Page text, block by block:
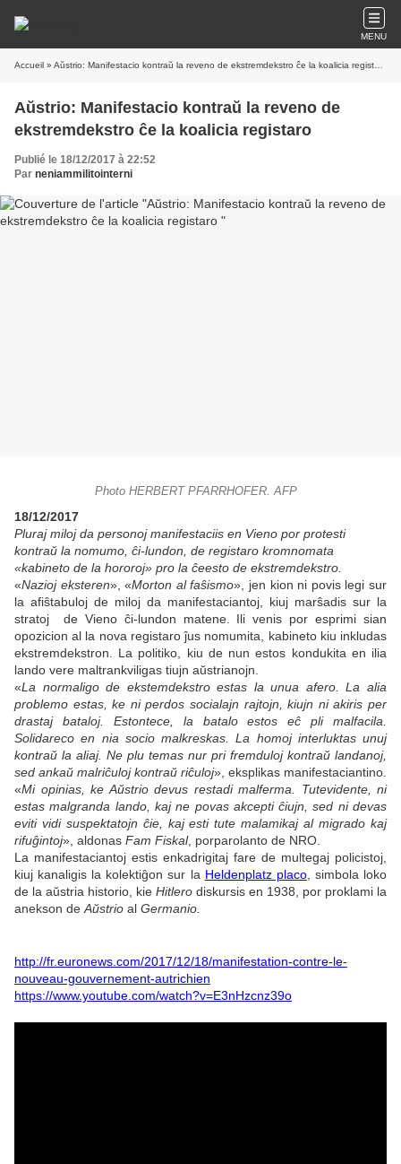
MENU
Accueil » Aŭstrio: Manifestacio kontraŭ la reveno de ekstremdekstro ĉe la koalicia registaro
Aŭstrio: Manifestacio kontraŭ la reveno de
ekstremdekstro ĉe la koalicia registaro
Publié le 18/12/2017 à 22:52
Par neniammilitointerni
Photo HERBERT PFARRHOFER. AFP
18/12/2017
Pluraj miloj da personoj manifestaciis en Vieno por protesti
kontraŭ la nomumo, ĉi-lundon, de registaro kromnomata
«kabineto de la hororoj» pro la ĉeesto de ekstremdekstro.
«Nazioj eksteren», «Morton al faŝismo», jen kion ni povis legi sur
la afiŝtabuloj de miloj da manifestaciantoj, kiuj marŝadis sur la
stratoj de Vieno ĉi-lundon matene. Ili venis por esprimi sian
opozicion al la nova registaro ĵus nomumita, kabineto kiu inkludas
ekstremdekstron. La politiko, kiu de nun estos kondukita en ilia
lando vere maltrankviligas tiujn aŭstrianojn.
«La normaligo de ekstemdekstro estas la unua afero. La alia
problemo estas, ke ni perdos socialajn rajtojn, kiujn ni akiris per
drastaj bataloj. Estontece, la batalo estos eĉ pli malfacila.
Solidareco en nia socio malkreskas. La homoj interluktas unuj
kontraŭ la aliaj. Ne plu temas nur pri fremduloj kontraŭ landanoj,
sed ankaŭ malriĉuloj kontraŭ riĉuloj», eksplikas manifestaciantino.
«Mi opinias, ke Aŭstrio devus restadi malferma. Tutevidente, ni
estas malgranda lando, kaj ne povas akcepti ĉiujn, sed ni devas
eviti vidi suspektatojn ĉie, kaj esti tute malamikaj al migrado kaj
rifuĝintoj», aldonas Fam Fiskal, porparolanto de NRO.
La manifestaciantoj estis enkadrigitaj fare de multegaj policistoj,
kiuj kanaligis la kolektiĝon sur la Heldenplatz placo, simbola loko
de la aŭstria historio, kie Hitlero diskursis en 1938, por proklami la
anekson de Aŭstrio al Germanio.
http://fr.euronews.com/2017/12/18/manifestation-contre-le-
nouveau-gouvernement-autrichien
https://www.youtube.com/watch?v=E3nHzcnz39o